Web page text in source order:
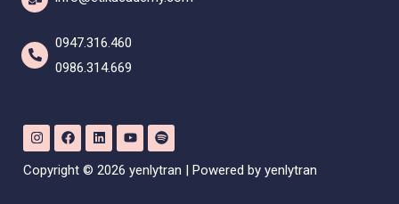
0947.316.460
0986.314.669
Copyright © 2026 yenlytran | Powered by yenlytran